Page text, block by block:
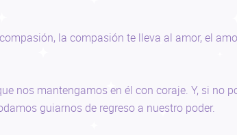
la compasión te lleva al amor, el
nos mantengamos en él con coraje. Y, si no
guiarnos de regreso a nuestro poder.